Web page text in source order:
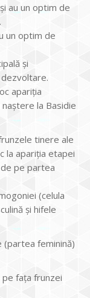
au un optim de
un optim de
și
apariția
la Basidie
tinere ale
la apariția etapei
pe partea
(celula
și hifele
feminină)
fața frunzei